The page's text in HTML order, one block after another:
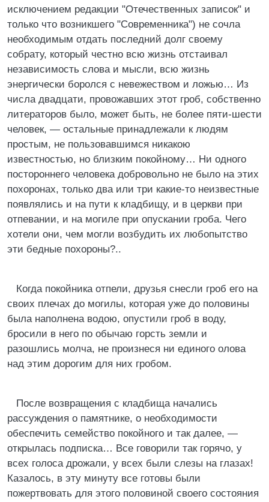
исключением редакции "Отечественных записок" и
только что возникшего "Современника") не сочла
необходимым отдать последний долг своему
собрату, который честно всю жизнь отстаивал
независимость слова и мысли, всю жизнь
энергически боролся с невежеством и ложью… Из
числа двадцати, провожавших этот гроб, собственно
литераторов было, может быть, не более пяти-шести
человек, — остальные принадлежали к людям
простым, не пользовавшимся никакою
известностью, но близким покойному… Ни одного
постороннего человека добровольно не было на этих
похоронах, только два или три какие-то неизвестные
появлялись и на пути к кладбищу, и в церкви при
отпевании, и на могиле при опускании гроба. Чего
хотели они, чем могли возбудить их любопытство
эти бедные похороны?..
Когда покойника отпели, друзья снесли гроб его на
своих плечах до могилы, которая уже до половины
была наполнена водою, опустили гроб в воду,
бросили в него по обычаю горсть земли и
разошлись молча, не произнеся ни единого олова
над этим дорогим для них гробом.
После возвращения с кладбища начались
рассуждения о памятнике, о необходимости
обеспечить семейство покойного и так далее, —
открылась подписка… Все говорили так горячо, у
всех голоса дрожали, у всех были слезы на глазах!
Казалось, в эту минуту все готовы были
пожертвовать для этого половиной своего состояния